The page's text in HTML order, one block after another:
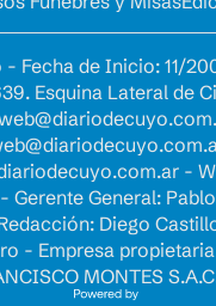
- Fecha de Inicio: 11/
Esquina Lateral de
-
Gerente General:
Diego
- Empresa
MONTES